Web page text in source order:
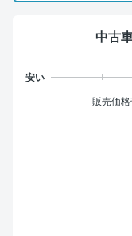
中古
販売価